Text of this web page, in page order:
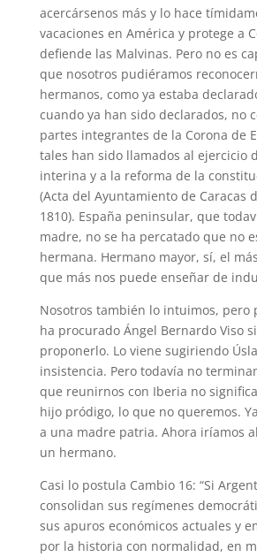
acercársenos más y lo hace
vacaciones en América y protege a
defiende las Malvinas. Pero no es
que nosotros pudiéramos
hermanos, como ya estaba
cuando ya han sido declarados, no
partes integrantes de la Corona de
tales han sido llamados al ejercicio
interina y a la reforma de la
(Acta del Ayuntamiento de Caracas
1810). España peninsular, que
madre, no se ha percatado que no
hermana. Hermano mayor, sí, el
que más nos puede enseñar de
Nosotros también lo intuimos, pero
ha procurado Ángel Bernardo Viso
proponerlo. Lo viene sugiriendo
insistencia. Pero todavía no
que reunirnos con Iberia no
hijo pródigo, lo que no queremos.
a una madre patria. Ahora iríamos
un hermano.
Casi lo postula Cambio 16: “Si
consolidan sus regímenes
sus apuros económicos actuales y
por la historia con normalidad, en